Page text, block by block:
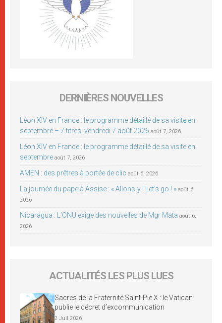
DERNIÈRES NOUVELLES
Léon XIV en France : le programme détaillé de sa visite en
septembre – 7 titres, vendredi 7 août 2026 août 7, 2026
Léon XIV en France : le programme détaillé de sa visite en
septembre août 7, 2026
AMEN : des prêtres à portée de clic août 6, 2026
La journée du pape à Assise : « Allons-y ! Let’s go ! » août 6,
2026
Nicaragua : L’ONU exige des nouvelles de Mgr Mata août 6,
2026
ACTUALITÉS LES PLUS LUES
Sacres de la Fraternité Saint-Pie X : le Vatican
publie le décret d’excommunication
2 Juil 2026